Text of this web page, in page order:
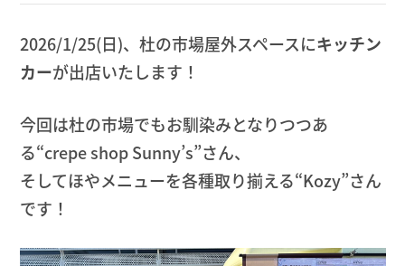
2026/1/25(日)、杜の市場屋外スペースにキッチン
カーが出店いたします！
今回は杜の市場でもお馴染みとなりつつあ
る“crepe shop Sunny’s”さん、
そしてほやメニューを各種取り揃える“Kozy”さん
です！